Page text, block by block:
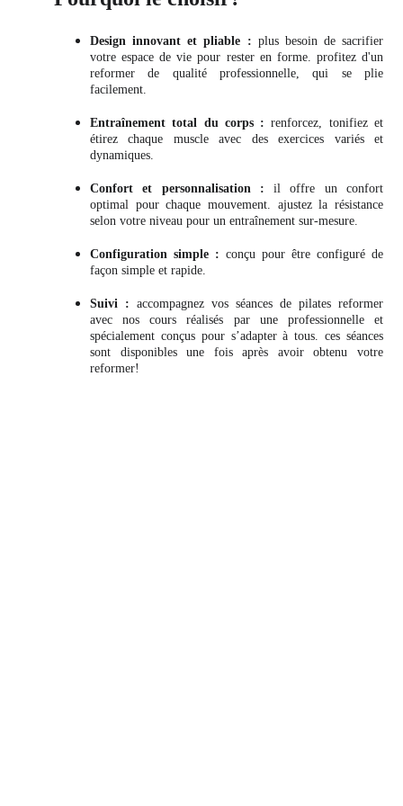
Design innovant et pliable : plus besoin de sacrifier
votre espace de vie pour rester en forme. profitez d'un
reformer de qualité professionnelle, qui se plie
facilement.
Entraînement total du corps : renforcez, tonifiez et
étirez chaque muscle avec des exercices variés et
dynamiques.
Confort et personnalisation : il offre un confort
optimal pour chaque mouvement. ajustez la résistance
selon votre niveau pour un entraînement sur-mesure.
Configuration simple : conçu pour être configuré de
façon simple et rapide.
Suivi : accompagnez vos séances de pilates reformer
avec nos cours réalisés par une professionnelle et
spécialement conçus pour s’adapter à tous. ces séances
sont disponibles une fois après avoir obtenu votre
reformer!